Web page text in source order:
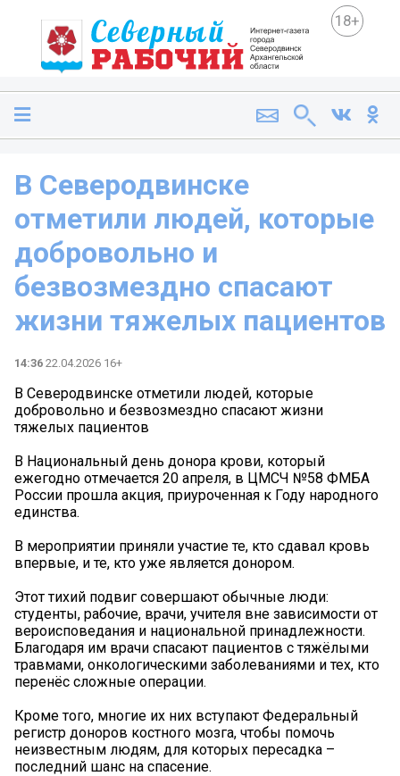
18+
В Северодвинске
отметили людей, которые
добровольно и
безвозмездно спасают
жизни тяжелых пациентов
14:36 22.04.2026 16+
В Северодвинске отметили людей, которые
добровольно и безвозмездно спасают жизни
тяжелых пациентов
В Национальный день донора крови, который
ежегодно отмечается 20 апреля, в ЦМСЧ №58 ФМБА
России прошла акция, приуроченная к Году народного
единства.
В мероприятии приняли участие те, кто сдавал кровь
впервые, и те, кто уже является донором.
Этот тихий подвиг совершают обычные люди:
студенты, рабочие, врачи, учителя вне зависимости от
вероисповедания и национальной принадлежности.
Благодаря им врачи спасают пациентов с тяжёлыми
травмами, онкологическими заболеваниями и тех, кто
перенёс сложные операции.
Кроме того, многие их них вступают Федеральный
регистр доноров костного мозга, чтобы помочь
неизвестным людям, для которых пересадка –
последний шанс на спасение.